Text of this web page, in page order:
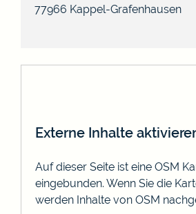
77966 Kappel-Grafenhausen
Externe Inhalte
Auf dieser Seite ist eine OSM
eingebunden. Wenn Sie die
werden Inhalte von OSM